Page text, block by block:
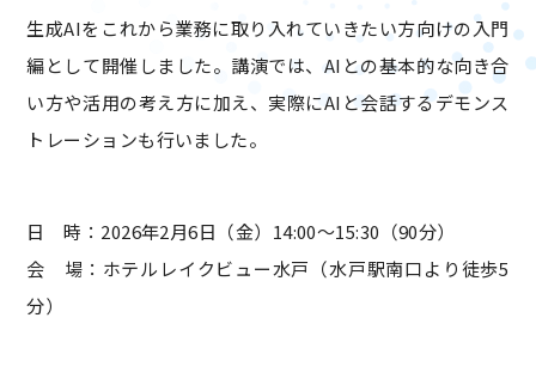
生成AIをこれから業務に取り入れていきたい方向けの入門
編として開催しました。講演では、AIとの基本的な向き合
い方や活用の考え方に加え、実際にAIと会話するデモンス
トレーションも行いました。
日 時：2026年2月6日（金）14:00～15:30（90分）
会 場：ホテルレイクビュー水戸（水戸駅南口より徒歩5
分）